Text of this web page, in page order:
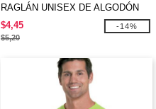
RAGLÁN UNISEX DE ALGODÓN
$4,45
$5,20
-14%